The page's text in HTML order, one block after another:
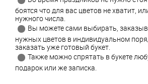
боятся что для вас цветов не хватит,
нужного числа.
Вы можете сами выбирать,
нужных цветов в индивидуальном
заказать уже готовый букет.
Также можно спрятать в букете
подарок или же записка.